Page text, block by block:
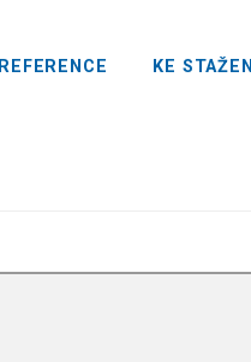
REFERENCE KE STAŽENÍ